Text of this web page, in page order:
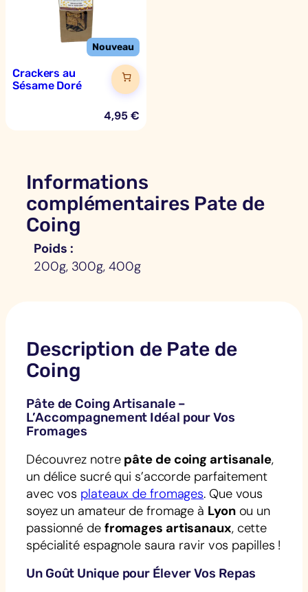
Crackers au
Sésame Doré
4,95€
Informations
complémentaires Pate de
Coing
Poids
200g, 300g, 400g
Description de Pate de
Coing
Pâte de Coing Artisanale –
L’Accompagnement Idéal pour Vos
Fromages
Découvrez notre pâte de coing artisanale,
un délice sucré qui s’accorde parfaitement
avec vos plateaux de fromages. Que vous
soyez un amateur de fromage à Lyonou un
passionné de fromages artisanaux, cette
spécialité espagnole saura ravir vos papilles !
Un Goût Unique pour Élever Vos Repas